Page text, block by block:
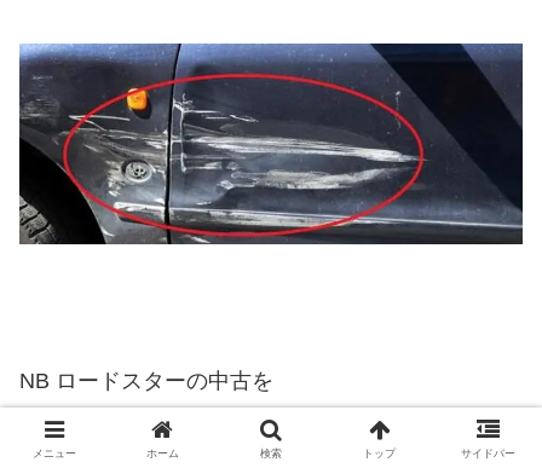
NB ロードスターの中古を
買ったらホントに注意したいのが
メニュー ホーム 検索 トップ サイドバー